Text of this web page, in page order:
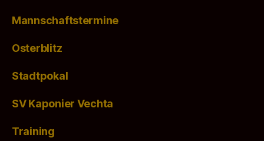
Mannschaftstermine
Osterblitz
Stadtpokal
SV Kaponier Vechta
Training